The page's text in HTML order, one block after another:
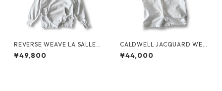
REVERSE WEAVE LA SALLE
MILITARY ACADEMY by CHA
MPION
¥49,800
CALDWELL JACQUARD WEA
VE S/S SHIRT by Polo Ralph
Lauren
¥44,000